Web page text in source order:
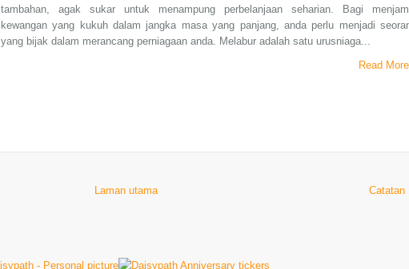
tambahan, agak sukar untuk menampung perbelanjaan seharian. Bagi
kewangan yang kukuh dalam jangka masa yang panjang, anda perlu menjadi
yang bijak dalam merancang perniagaan anda. Melabur adalah satu urusniaga...
Read More
Catatan
Laman utama